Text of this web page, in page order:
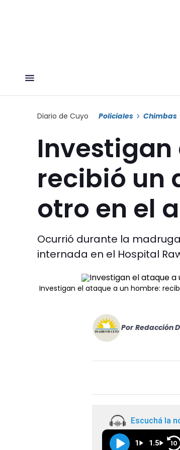
Diario de Cuyo Policiales Chimbas
recibió un
otro en el
Ocurrió durante la
internada en el Hospital
Investigan el ataque a un hombre:
Por Redacción
Escuchá la
1 1.5 10